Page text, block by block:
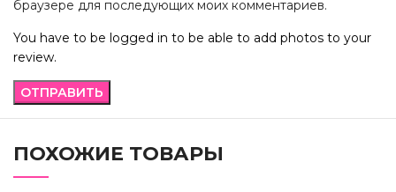
браузере для последующих моих комментариев.
You have to be logged in to be able to add photos to your
review.
ПОХОЖИЕ ТОВАРЫ